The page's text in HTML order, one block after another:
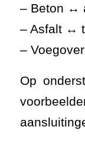
– Beton ↔
– Asfalt ↔
–
Op